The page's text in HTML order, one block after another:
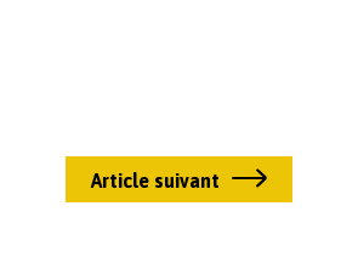
Article suivant